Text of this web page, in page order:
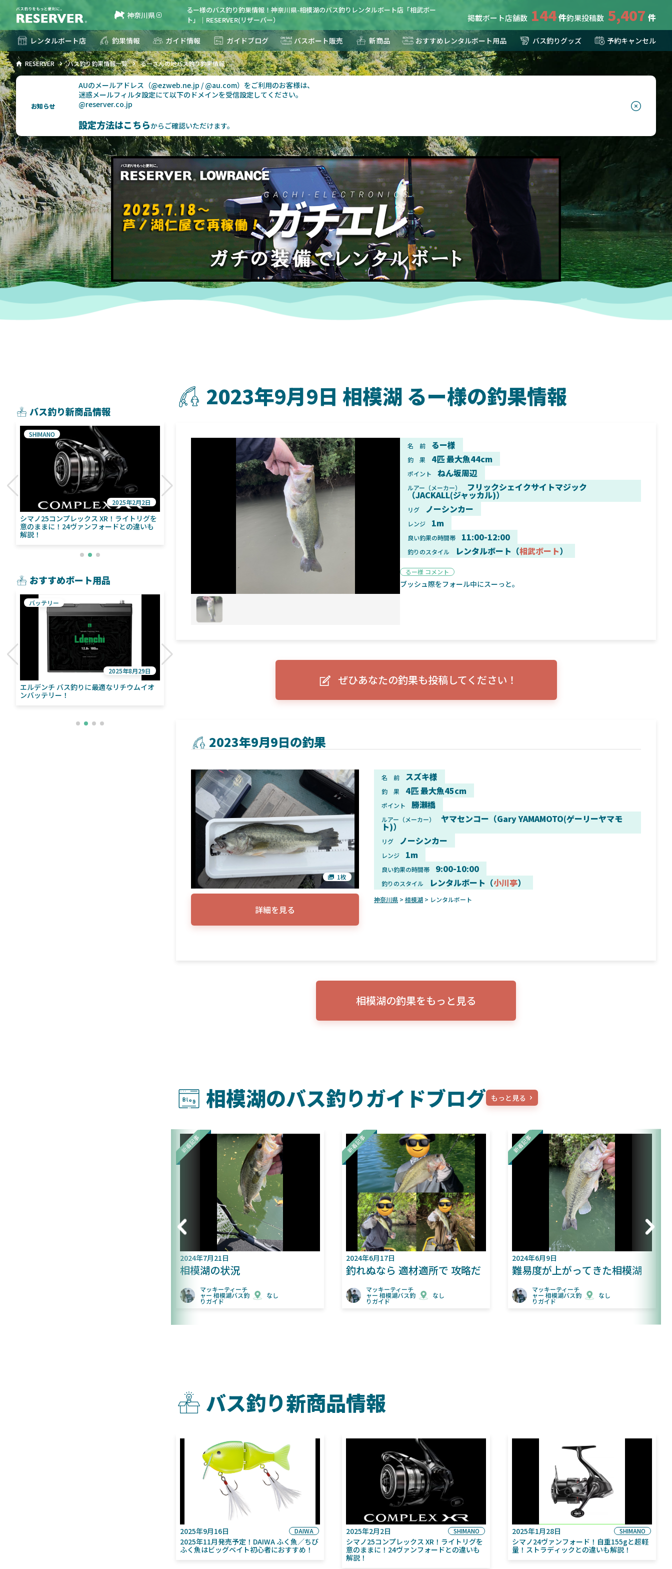
神奈川県
るー様のバス釣り釣果情報！神奈川県-相模湖のバス釣りレンタルボート店「相武ボー
ト」｜RESERVER(リザーバー）
掲載ボート店舗数 144 釣果投稿数 5,407
レンタルボート店 釣果情報 ガイド情報 ガイドブログ バスボート販売 新商品 おすすめレンタルボート用品 バス釣りグッズ 予約キャンセル
RESERVER バス釣り釣果情報一覧 るーさんの地バス釣り釣果情報
お知らせ
AUのメールアドレス（@ezweb.ne.jp / @au.com）をご利用のお客様は、
迷惑メールフィルタ設定にて以下のドメインを受信設定してください。
@reserver.co.jp
設定方法はこちらからご確認いただけます。
2023年9月9日 相模湖 るー様の釣果情報
名 前 るー様
釣 果 4匹 最大魚44cm
ポイント ねん坂周辺
ルアー（メーカー） フリックシェイクサイトマジック
（JACKALL(ジャッカル)）
リグ ノーシンカー
レンジ 1m
良い釣果の時間帯 11:00-12:00
釣りのスタイル レンタルボート（相武ボート）
るー様 コメント
ブッシュ際をフォール中にスーっと。
ぜひあなたの釣果も投稿してください！
2023年9月9日の釣果
1枚
名 前 スズキ様
釣 果 4匹 最大魚45cm
ポイント 勝瀬橋
ルアー（メーカー） ヤマセンコー（Gary YAMAMOTO(ゲーリーヤマモ
ト)）
リグ ノーシンカー
レンジ 1m
良い釣果の時間帯 9:00-10:00
釣りのスタイル レンタルボート（小川亭）
神奈川県 > 相模湖 > レンタルボート
詳細を見る
相模湖の釣果をもっと見る
相模湖のバス釣りガイドブログ もっと見る
相模湖の状況
マッキーティーチ
ャー 相模湖バス釣 なし
釣れぬなら 適材適所で 攻略だ
マッキーティーチ
ャー 相模湖バス釣 なし
難易度が上がってきた相模湖
マッキーティーチ
ャー 相模湖バス釣 なし
バス釣り
バス釣り新商品情報
2025年9月16日 DAIWA
2025年11月発売予定！DAIWA ふく魚／ちび
ふく魚はビッグベイト初心者におすすめ！
2025年2月2日 SHIMANO
シマノ25コンプレックス XR！ライトリグを
意のままに！24ヴァンフォードとの違いも
解説！
2025年1月28日 SHIMANO
シマノ24ヴァンフォード！自重155gと超軽
量！ストラディックとの違いも解説！
バス釣り新商品情報
シマノ25コンプレックス XR！ライトリグを
意のままに！24ヴァンフォードとの違いも
解説！
SHIMANO
2025年2月2日
シマノ24ヴァンフォード！自重155gと超軽
量！ストラディックとの違いも解説！
2025年1月28日
2025年11月発売予定！DAIWA ふく魚／ちび
ふく魚はビッグベイト初心者におすすめ！
2025年9月16日
解説！
2025年2月2日
おすすめボート用品
エルデンチ バス釣りに最適なリチウムイオ
ンバッテリー！
バッテリー
2025年8月29日
ライブソナーをより身近に！HOOK REVEAL
ELowrance EAGLE 7/9インチ トリプルショ
ローランス イーグルアイ（EAGLE EYE）イ
ンプレ！ガーミンとの比較も併せてご説明い
たします